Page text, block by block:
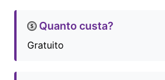
Quanto custa?
Gratuito